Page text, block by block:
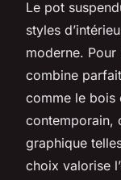
Le pot
styles
moderne.
combine
comme le bois
contemporain,
graphique
choix valorise